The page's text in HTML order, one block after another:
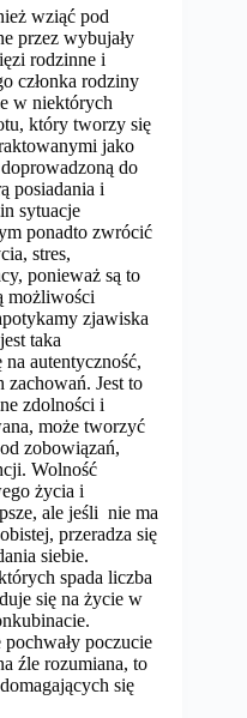
wziąć pod
przez wybujały
rodzinne i
członka rodziny
w niektórych
który tworzy się
jako
do
posiadania i
sytuacje
ponadto zwrócić
stres,
ponieważ są to
możliwości
zjawiska
taka
autentyczność,
zachowań. Jest to
zdolności i
może tworzyć
zobowiązań,
Wolność
życia i
ale jeśli nie ma
przeradza się
siebie.
spada liczba
się na życie w
poczucie
źle rozumiana, to
się